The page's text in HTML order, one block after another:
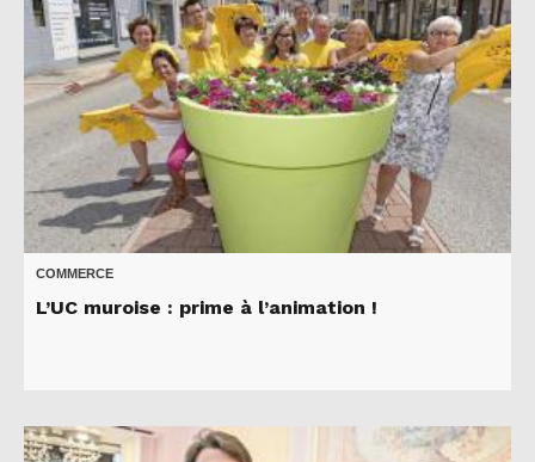
COMMERCE
L’UC muroise : prime à l’animation !